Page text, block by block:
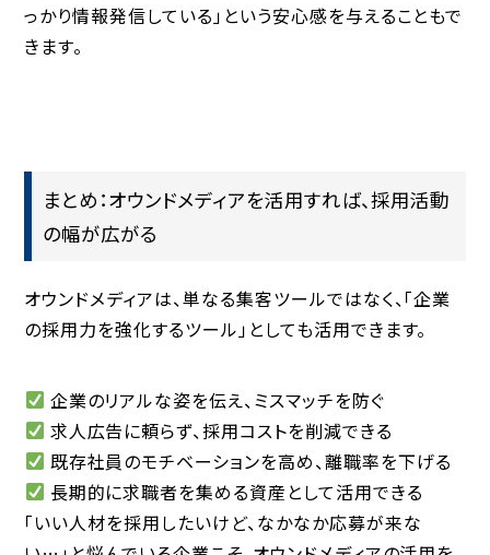
っかり情報発信している」という安心感を与えることもで
きます。
まとめ：オウンドメディアを活用すれば、採用活動
の幅が広がる
オウンドメディアは、単なる集客ツールではなく、「企業
の採用力を強化するツール」としても活用できます。
企業のリアルな姿を伝え、ミスマッチを防ぐ
求人広告に頼らず、採用コストを削減できる
既存社員のモチベーションを高め、離職率を下げる
長期的に求職者を集める資産として活用できる
「いい人材を採用したいけど、なかなか応募が来な